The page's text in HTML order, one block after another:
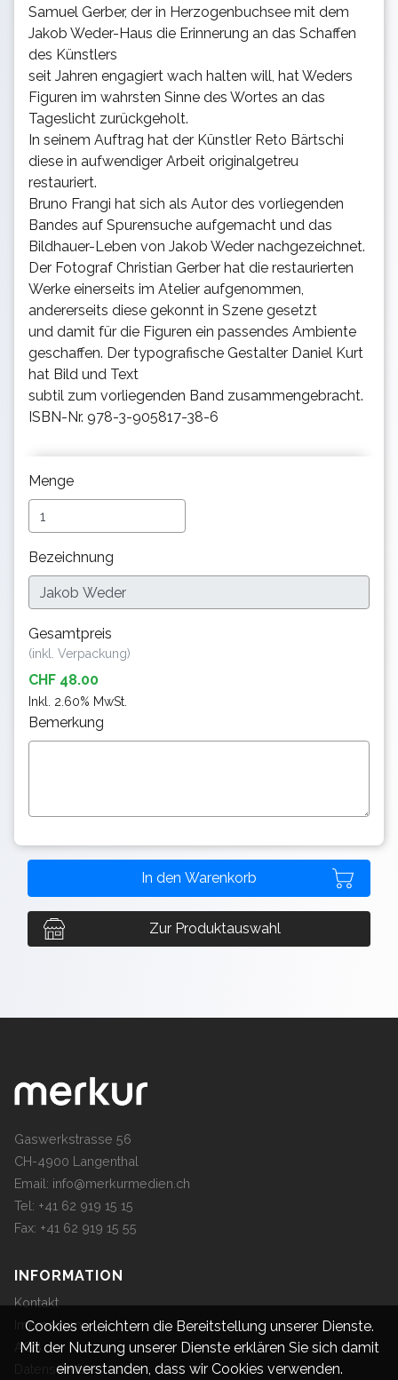
Cookies erleichtern die Bereitstellung unserer Dienste.
Mit der Nutzung unserer Dienste erklären Sie sich damit
einverstanden, dass wir Cookies verwenden.
Samuel Gerber, der in Herzogenbuchsee mit dem
Jakob Weder-Haus die Erinnerung an das Schaffen
des Künstlers
seit Jahren engagiert wach halten will, hat Weders
Figuren im wahrsten Sinne des Wortes an das
Tageslicht zurückgeholt.
In seinem Auftrag hat der Künstler Reto Bärtschi
diese in aufwendiger Arbeit originalgetreu
restauriert.
Bruno Frangi hat sich als Autor des vorliegenden
Bandes auf Spurensuche aufgemacht und das
Bildhauer-Leben von Jakob Weder nachgezeichnet.
Der Fotograf Christian Gerber hat die restaurierten
Werke einerseits im Atelier aufgenommen,
andererseits diese gekonnt in Szene gesetzt
und damit für die Figuren ein passendes Ambiente
geschaffen. Der typografische Gestalter Daniel Kurt
hat Bild und Text
subtil zum vorliegenden Band zusammengebracht.
ISBN-Nr. 978-3-905817-38-6
Menge
Bezeichnung
Gesamtpreis
(inkl. Verpackung)
CHF 48.00
Inkl. 2.60% MwSt.
Bemerkung
Zur Produktauswahl
Gaswerkstrasse 56
CH-4900 Langenthal
Email: info@merkurmedien.ch
Tel: +41 62 919 15 15
Fax: +41 62 919 15 55
INFORMATION
Kontakt
Impressum
AGB
Datenschutz